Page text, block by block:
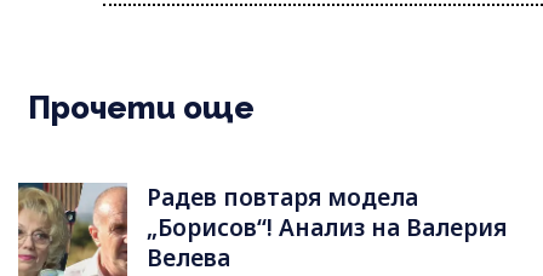
Прочети още
Радев повтаря модела
„Борисов“! Анализ на Валерия
Велева